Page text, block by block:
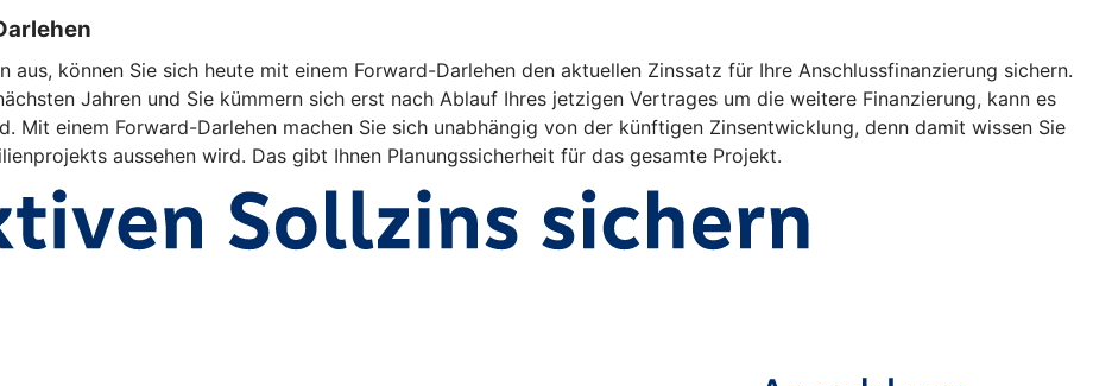
können Sie sich heute mit einem Forward-Darlehen den aktuellen Zinssatz für Ihre Anschlussfinanzierung sichern.
Jahren und Sie kümmern sich erst nach Ablauf Ihres jetzigen Vertrages um die weitere Finanzierung, kann es
Mit einem Forward-Darlehen machen Sie sich unabhängig von der künftigen Zinsentwicklung, denn damit wissen Sie
aussehen wird. Das gibt Ihnen Planungssicherheit für das gesamte Projekt.